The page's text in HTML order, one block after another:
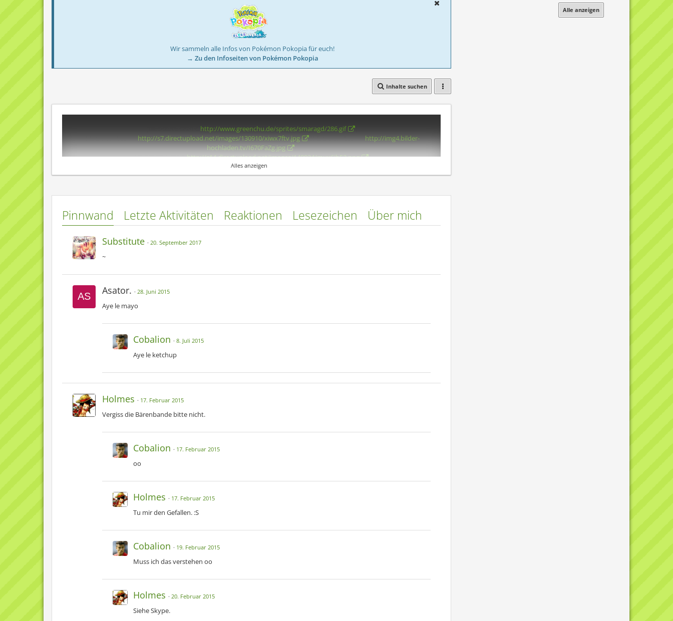
Wir sammeln alle Infos von Pokémon Pokopia für euch!
→ Zu den Infoseiten von Pokémon Pokopia
Inhalte suchen
http://www.greenchu.de/sprites/smaragd/286.gif
]
[Blockierte Grafik:http://s7.directupload.net/images/130910/xiwx7ftv.jpg ][Blockierte Grafik:http://img4.bilder-
hochladen.tv/I670FaZg.jpg
]
[Blockierte Grafik:http://s14.directupload.net/images/140924/mux6jb52.png ]
[Blockierte Grafik:http://s7.directupload.net/images/120729/mpvre5et.png
]
Alles anzeigen
Pinnwand Letzte Aktivitäten Reaktionen Lesezeichen Über mich
Substitute 20. September 2017
~
Asator. 28. Juni 2015
Aye le mayo
Cobalion 8. Juli 2015
Aye le ketchup
Holmes 17. Februar 2015
Vergiss die Bärenbande bitte nicht.
Cobalion 17. Februar 2015
oo
Holmes 17. Februar 2015
Tu mir den Gefallen. :S
Cobalion 19. Februar 2015
Muss ich das verstehen oo
Holmes 20. Februar 2015
Siehe Skype.
Alle anzeigen